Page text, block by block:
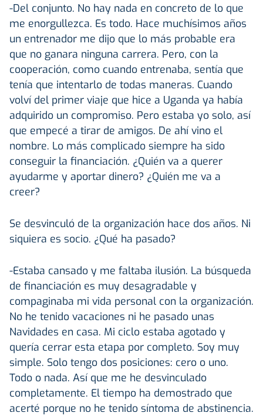
-Del conjunto. No hay nada en concreto de lo que
me enorgullezca. Es todo. Hace muchísimos años
un entrenador me dijo que lo más probable era
que no ganara ninguna carrera. Pero, con la
cooperación, como cuando entrenaba, sentía que
tenía que intentarlo de todas maneras. Cuando
volví del primer viaje que hice a Uganda ya había
adquirido un compromiso. Pero estaba yo solo, así
que empecé a tirar de amigos. De ahí vino el
nombre. Lo más complicado siempre ha sido
conseguir la financiación. ¿Quién va a querer
ayudarme y aportar dinero? ¿Quién me va a
creer?
Se desvinculó de la organización hace dos años. Ni
siquiera es socio. ¿Qué ha pasado?
-Estaba cansado y me faltaba ilusión. La búsqueda
de financiación es muy desagradable y
compaginaba mi vida personal con la organización.
No he tenido vacaciones ni he pasado unas
Navidades en casa. Mi ciclo estaba agotado y
quería cerrar esta etapa por completo. Soy muy
simple. Solo tengo dos posiciones: cero o uno.
Todo o nada. Así que me he desvinculado
completamente. El tiempo ha demostrado que
acerté porque no he tenido síntoma de abstinencia.